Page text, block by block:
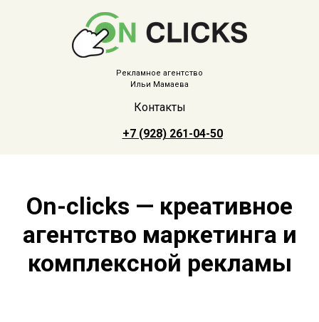
Рекламное агентство
Ильи Мамаева
Контакты
+7 (928) 261-04-50
On-clicks — креативное
агентство маркетинга и
комплексной рекламы